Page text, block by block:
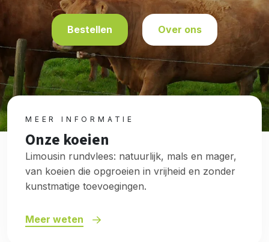
Bestellen Over ons
MEER INFORMATIE
Onze koeien
Limousin rundvlees: natuurlijk, mals en mager,
van koeien die opgroeien in vrijheid en zonder
kunstmatige toevoegingen.
Meer weten